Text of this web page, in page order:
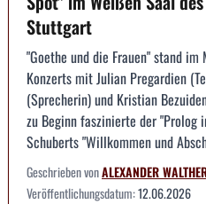
Stuttgart
"Goethe und die Frauen" stand
Konzerts mit Julian Pregardien
(Sprecherin) und Kristian
zu Beginn faszinierte der "Prolog
Schuberts "Willkommen und
Geschrieben vonALEXANDER
Veröffentlichungsdatum:12.06.2026